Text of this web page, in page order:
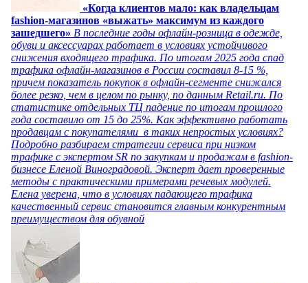
«Когда клиентов мало: как владельцам
fashion-магазинов «выжать» максимум из каждого
зашедшего» В последние годы офлайн-розница в одежде,
обуви и аксессуарах работает в условиях устойчивого
снижения входящего трафика. По итогам 2025 года спад
трафика офлайн-магазинов в России составил 8-15 %,
причем показатель покупок в офлайн-сегменте снижался
более резко, чем в целом по рынку, по данным Retail.ru. По
статистике отдельных ТЦ падение по итогам прошлого
года составило от 15 до 25%. Как эффективно работать
продавцам с покупателями в таких непростых условиях?
Подробно разбираем стратегии сервиса при низком
трафике с экспертом SR по закупкам и продажам в fashion-
бизнесе Еленой Виноградовой. Эксперт дает проверенные
методы с практическими примерами речевых модулей.
Елена уверена, что в условиях падающего трафика
качественный сервис становится главным конкурентным
преимуществом для обувной